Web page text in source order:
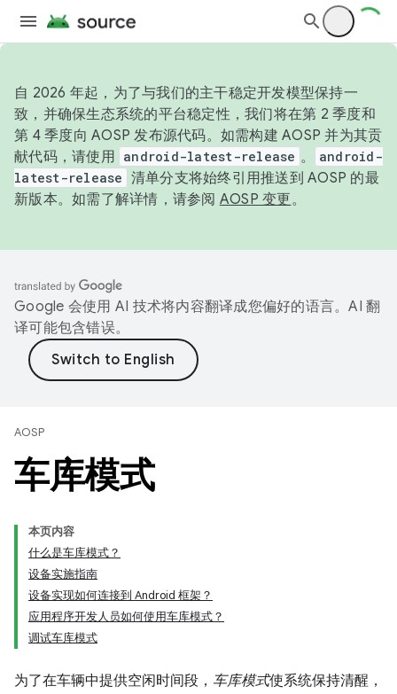
自 2026 年起，为了与我们的主干稳定开发模型保持一
致，并确保生态系统的平台稳定性，我们将在第 2 季度和
第 4 季度向 AOSP 发布源代码。如需构建 AOSP 并为其贡
献代码，请使用 android-latest-release 。
android-
latest-release 清单分支将始终引用推送到 AOSP 的最
新版本。如需了解详情，请参阅 AOSP 变更。
Google 会使用 AI 技术将内容翻译成您偏好的语言。AI 翻
译可能包含错误。
AOSP
车库模式
本页内容
什么是车库模式？
设备实施指南
设备实现如何连接到 Android 框架？
应用程序开发人员如何使用车库模式？
调试车库模式
为了在车辆中提供空闲时间段， 车库模式使系统保持清醒，